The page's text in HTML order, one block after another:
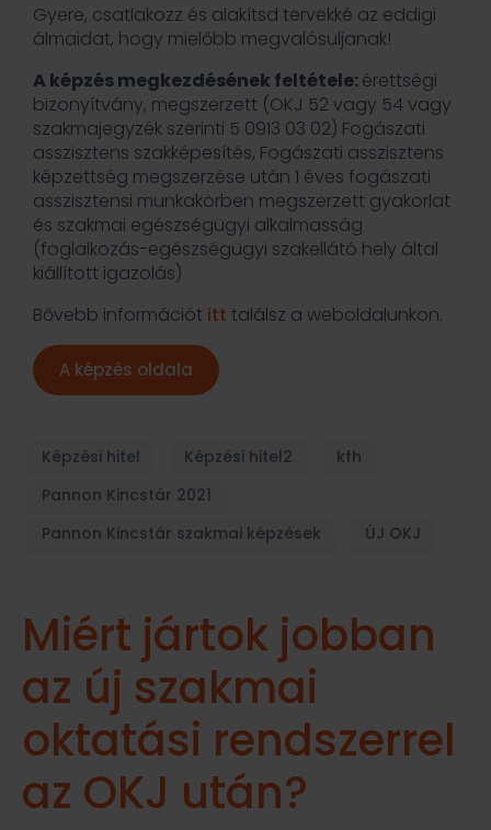
Gyere, csatlakozz és alakítsd tervekké az eddigi
álmaidat, hogy mielőbb megvalósuljanak!
A képzés megkezdésének feltétele:érettségi
bizonyítvány, megszerzett (OKJ 52 vagy 54 vagy
szakmajegyzék szerinti 5 0913 03 02) Fogászati
asszisztens szakképesítés, Fogászati asszisztens
képzettség megszerzése után 1 éves fogászati
asszisztensi munkakörben megszerzett gyakorlat
és szakmai egészségügyi alkalmasság
(foglalkozás-egészségügyi szakellátó hely által
kiállított igazolás)
Bővebb információt itt találsz a weboldalunkon.
A képzés oldala
Képzési hitel Képzési hitel2
kfh
Pannon Kincstár 2021
Pannon Kincstár szakmai képzések
ÚJ OKJ
Miért jártok jobban
az új szakmai
oktatási rendszerrel
az OKJ után?